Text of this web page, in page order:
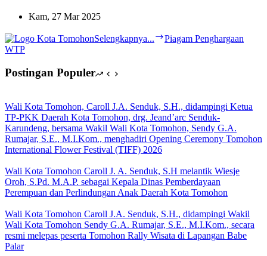
Kam, 27 Mar 2025
Selengkapnya...
Piagam Penghargaan
WTP
Postingan Populer
Wali Kota Tomohon, Caroll J.A. Senduk, S.H., didampingi Ketua
TP-PKK Daerah Kota Tomohon, drg. Jeand’arc Senduk-
Karundeng, bersama Wakil Wali Kota Tomohon, Sendy G.A.
Rumajar, S.E., M.I.Kom., menghadiri Opening Ceremony Tomohon
International Flower Festival (TIFF) 2026
Wali Kota Tomohon Caroll J. A. Senduk, S.H melantik Wiesje
Oroh, S.Pd. M.A.P. sebagai Kepala Dinas Pemberdayaan
Perempuan dan Perlindungan Anak Daerah Kota Tomohon
Wali Kota Tomohon Caroll J.A. Senduk, S.H., didampingi Wakil
Wali Kota Tomohon Sendy G.A. Rumajar, S.E., M.I.Kom., secara
resmi melepas peserta Tomohon Rally Wisata di Lapangan Babe
Palar